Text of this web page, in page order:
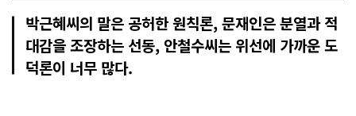
박근혜씨의 말은 공허한 원칙론, 문재인은 분열과 적
대감을 조장하는 선동, 안철수씨는 위선에 가까운 도
덕론이 너무 많다.